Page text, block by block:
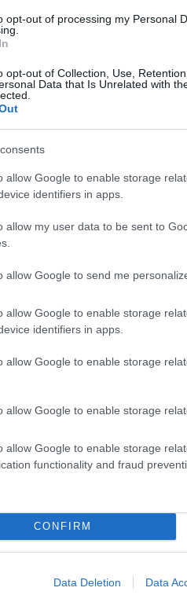
opt-out of processing my Personal
opt-out of Collection, Use,
Data that Is Unrelated with
allow Google to enable storage
identifiers in apps.
allow my user data to be sent to
allow Google to send me
allow Google to enable storage
identifiers in apps.
allow Google to enable storage
allow Google to enable storage
allow Google to enable storage
functionality and fraud
CONFIRM
Data Deletion Data
subisce cambiamenti
che siano comodi e che
Optare per tessuti
impero e le gonne
paio di scarpe comode,
Una buona borsa, per
in ogni momento
supporto in più
l’importanza di un
la maternità
con energia e
di relax, anche brevi,
possono aiutare a
dieta equilibrata e